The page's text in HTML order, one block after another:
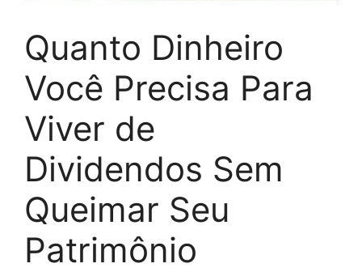
Quanto Dinheiro
Você Precisa Para
Viver de
Dividendos Sem
Queimar Seu
Patrimônio